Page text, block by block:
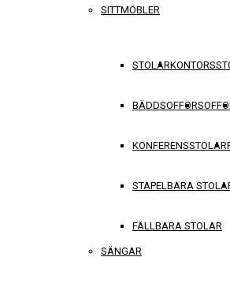
SITTMÖBLER
STOLAR
BÄDDSOFFOR
KONFERENSSTOLAR
STAPELBARA
FÄLLBARA STOLAR
SÄNGAR